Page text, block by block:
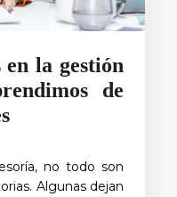
la gestión
de
no todo son
Algunas dejan